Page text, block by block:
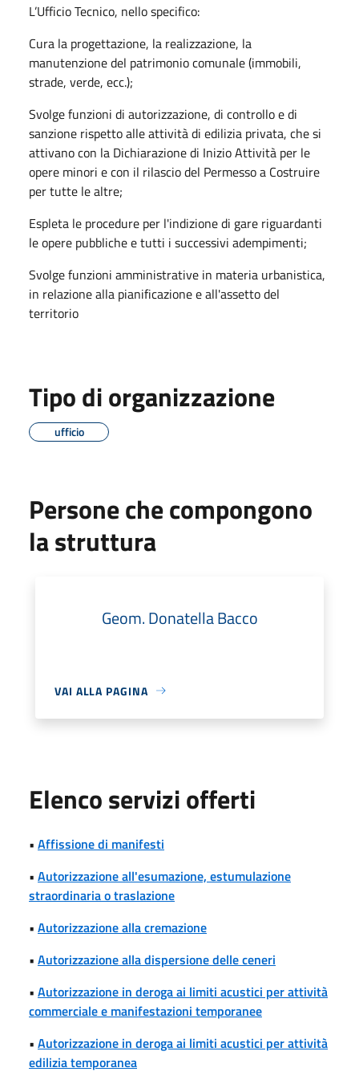
L’Ufficio Tecnico, nello specifico:
Cura la progettazione, la realizzazione, la
manutenzione del patrimonio comunale (immobili,
strade, verde, ecc.);
Svolge funzioni di autorizzazione, di controllo e di
sanzione rispetto alle attività di edilizia privata, che si
attivano con la Dichiarazione di Inizio Attività per le
opere minori e con il rilascio del Permesso a Costruire
per tutte le altre;
Espleta le procedure per l'indizione di gare riguardanti
le opere pubbliche e tutti i successivi adempimenti;
Svolge funzioni amministrative in materia urbanistica,
in relazione alla pianificazione e all'assetto del
territorio
Tipo di organizzazione
ufficio
Persone che compongono
la struttura
Geom. Donatella Bacco
VAI ALLA PAGINA
Elenco servizi offerti
• Affissione di manifesti
• Autorizzazione all'esumazione, estumulazione
straordinaria o traslazione
• Autorizzazione alla cremazione
• Autorizzazione alla dispersione delle ceneri
• Autorizzazione in deroga ai limiti acustici per attività
commerciale e manifestazioni temporanee
• Autorizzazione in deroga ai limiti acustici per attività
edilizia temporanea